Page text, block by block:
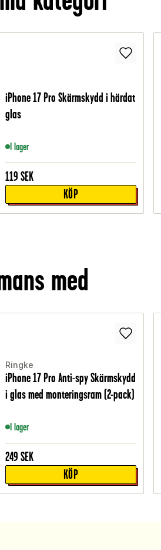
iPhone 17 Pro Skärmskydd i härdat
glas
I lager
119 SEK
KÖP
med
Ringke
iPhone 17 Pro Anti-spy Skärmskydd
i glas med monteringsram (2-pack)
I lager
249 SEK
KÖP